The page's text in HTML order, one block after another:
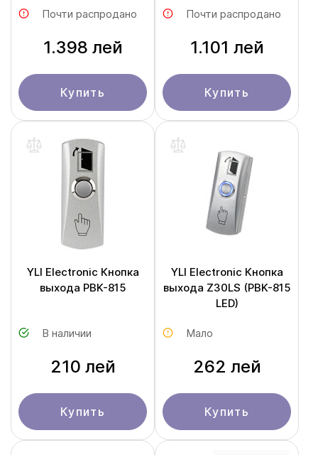
Почти распродано
1.398 лей
Купить
Почти распродано
1.101 лей
Купить
YLI Electronic Кнопка
выхода PBK-815
В наличии
210 лей
Купить
YLI Electronic Кнопка
выхода Z30LS (PBK-815
LED)
Мало
262 лей
Купить